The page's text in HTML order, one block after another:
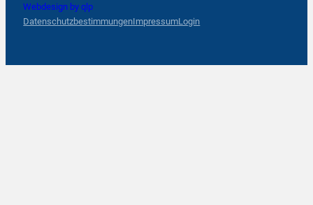
Webdesign by qlp
DatenschutzbestimmungenImpressumLogin